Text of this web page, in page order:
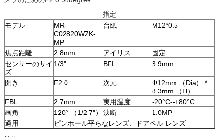
指定
モデル
MR-
C02820WZK-
MP
台紙 M12*0.5
焦点距離 2.8mm アイリス
固定
センサーのサイ
ズ
1/3" BFL 3.9mm
開き F2.0 次元
Φ12mm （Dia） *
8.3mm （H）
FBL
2.7mm 実用温度
-20°C--+80°C
画角
120° （1/2.7"） 決断
1.0MP
適用
ピンホール平らなレンズ、ドアベル レンズ